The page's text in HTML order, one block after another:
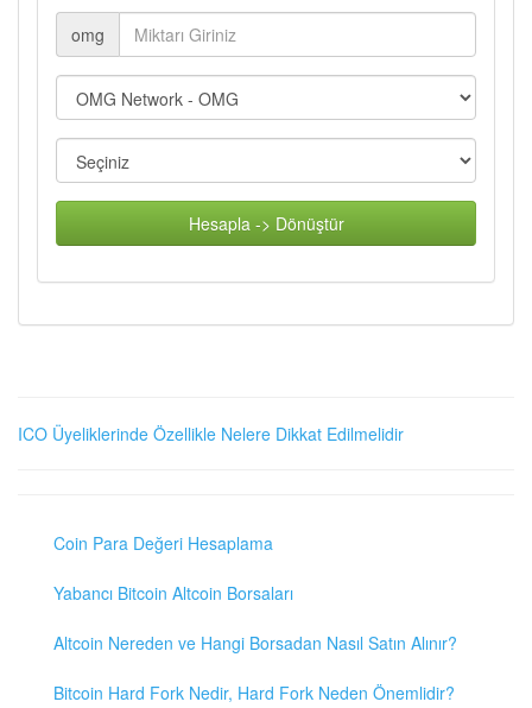
omg
Hesapla -> Dönüştür
ICO Üyeliklerinde Özellikle Nelere Dikkat Edilmelidir
Coin Para Değeri Hesaplama
Yabancı Bitcoin Altcoin Borsaları
Altcoin Nereden ve Hangi Borsadan Nasıl Satın Alınır?
Bitcoin Hard Fork Nedir, Hard Fork Neden Önemlidir?